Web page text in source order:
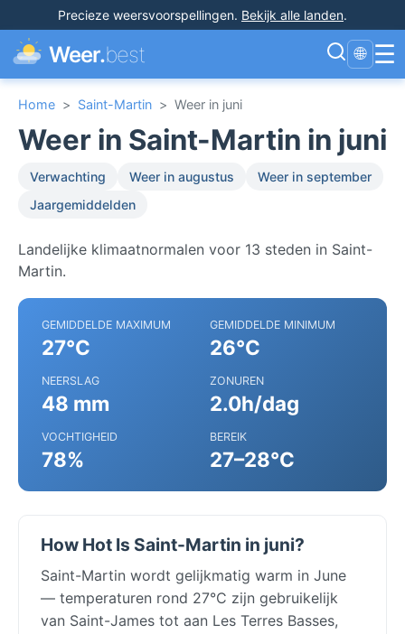
Precieze weersvoorspellingen. Bekijk alle landen.
Weer.best 🌐 ☰
Home > Saint-Martin > Weer in juni
Weer in Saint-Martin in juni
Verwachting Weer in augustus
Weer in september
Jaargemiddelden
Landelijke klimaatnormalen voor 13 steden in Saint-
Martin.
GEMIDDELDE MAXIMUM
27°C
GEMIDDELDE MINIMUM
26°C
NEERSLAG
48 mm
ZONUREN
2.0h/dag
VOCHTIGHEID
78%
BEREIK
27–28°C
How Hot Is Saint-Martin in juni?
Saint-Martin wordt gelijkmatig warm in June
— temperaturen rond 27°C zijn gebruikelijk
van Saint-James tot aan Les Terres Basses,